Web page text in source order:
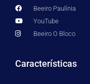
Beeiro Paulínia
YouTube
Beeiro O Bloco
Características